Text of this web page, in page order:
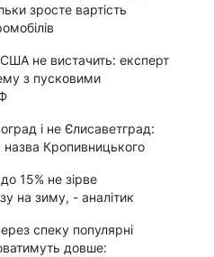
зросте вартість
США не вистачить: експерт
з пусковими
і не Єлисаветград:
Кропивницького
15% не зірве
на зиму, - аналітик
спеку популярні
довше: